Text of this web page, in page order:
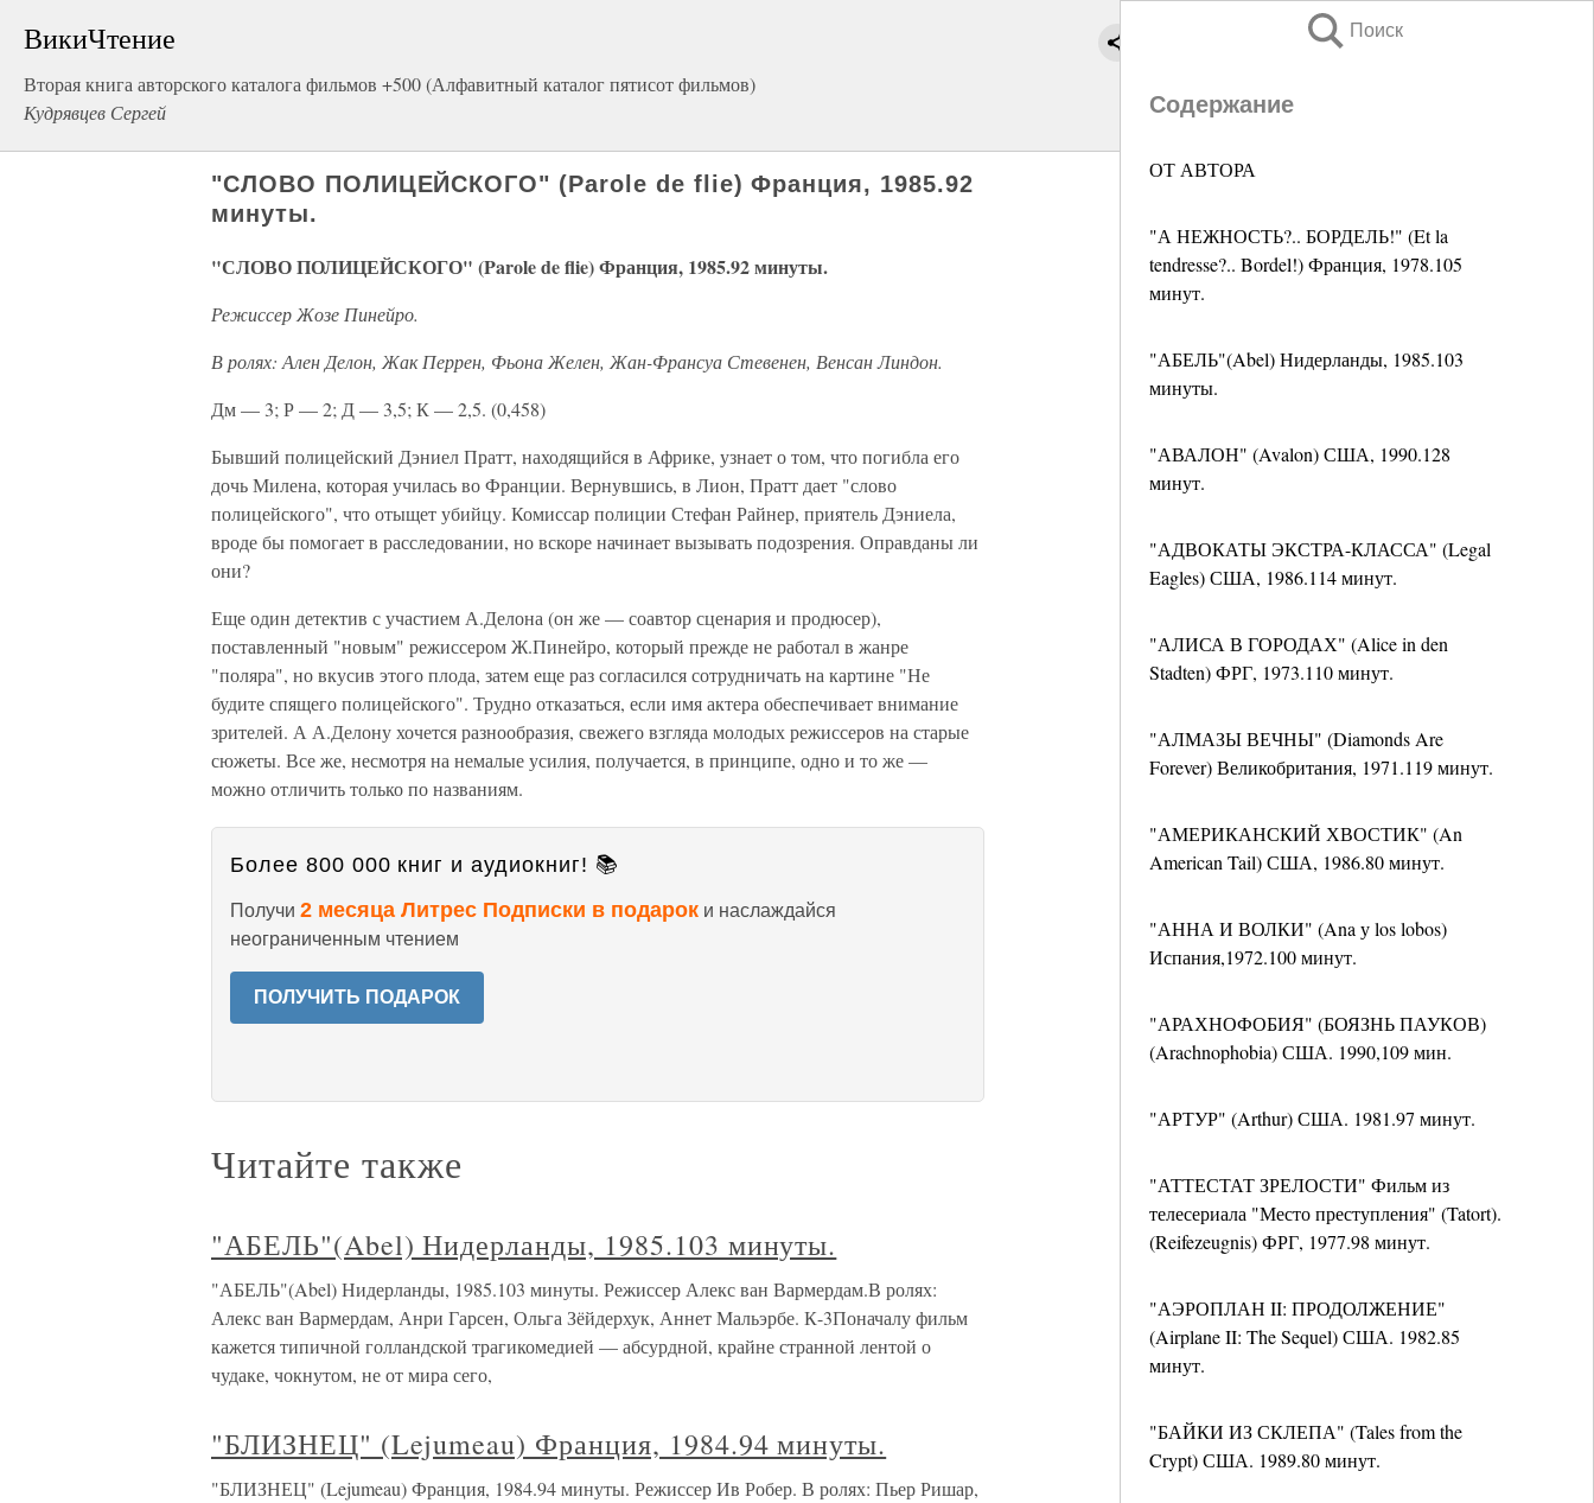
ВикиЧтение
Вторая книга авторского каталога фильмов +500 (Алфавитный каталог пятисот фильмов)
Кудрявцев Сергей
Поиск
Содержание
ОТ АВТОРА
"А НЕЖНОСТЬ?.. БОРДЕЛЬ!" (Et la
tendresse?.. Bordel!) Франция, 1978.105
минут.
"АБЕЛЬ"(Abel) Нидерланды, 1985.103
минуты.
"АВАЛОН" (Avalon) США, 1990.128
минут.
"АДВОКАТЫ ЭКСТРА-КЛАССА" (Legal
Eagles) США, 1986.114 минут.
"АЛИСА В ГОРОДАХ" (Alice in den
Stadten) ФРГ, 1973.110 минут.
"АЛМАЗЫ ВЕЧНЫ" (Diamonds Are
Forever) Великобритания, 1971.119 минут.
"АМЕРИКАНСКИЙ ХВОСТИК" (An
American Tail) США, 1986.80 минут.
"АННА И ВОЛКИ" (Ana у los lobos)
Испания,1972.100 минут.
"АРАХНОФОБИЯ" (БОЯЗНЬ ПАУКОВ)
(Arachnophobia) США. 1990,109 мин.
"АРТУР" (Arthur) США. 1981.97 минут.
"АТТЕСТАТ ЗРЕЛОСТИ" Фильм из
телесериала "Место преступления" (Tatort).
(Reifezeugnis) ФРГ, 1977.98 минут.
"АЭРОПЛАН II: ПРОДОЛЖЕНИЕ"
(Airplane II: The Sequel) США. 1982.85
минут.
"БАЙКИ ИЗ СКЛЕПА" (Tales from the
Crypt) США. 1989.80 минут.
"СЛОВО ПОЛИЦЕЙСКОГО" (Parole de flie) Франция, 1985.92
минуты.
"СЛОВО ПОЛИЦЕЙСКОГО" (Parole de flie) Франция, 1985.92 минуты.
Режиссер Жозе Пинейро.
В ролях: Ален Делон, Жак Перрен, Фьона Желен, Жан-Франсуа Стевенен, Венсан Линдон.
Дм — 3; Р — 2; Д — 3,5; К — 2,5. (0,458)
Бывший полицейский Дэниел Пратт, находящийся в Африке, узнает о том, что погибла его
дочь Милена, которая училась во Франции. Вернувшись, в Лион, Пратт дает "слово
полицейского", что отыщет убийцу. Комиссар полиции Стефан Райнер, приятель Дэниела,
вроде бы помогает в расследовании, но вскоре начинает вызывать подозрения. Оправданы ли
они?
Еще один детектив с участием А.Делона (он же — соавтор сценария и продюсер),
поставленный "новым" режиссером Ж.Пинейро, который прежде не работал в жанре
"поляра", но вкусив этого плода, затем еще раз согласился сотрудничать на картине "Не
будите спящего полицейского". Трудно отказаться, если имя актера обеспечивает внимание
зрителей. А А.Делону хочется разнообразия, свежего взгляда молодых режиссеров на старые
сюжеты. Все же, несмотря на немалые усилия, получается, в принципе, одно и то же —
можно отличить только по названиям.
Более 800 000 книг и аудиокниг! 📚
Получи 2 месяца Литрес Подписки в подарок и наслаждайся
неограниченным чтением
ПОЛУЧИТЬ ПОДАРОК
Читайте также
"АБЕЛЬ"(Abel) Нидерланды, 1985.103 минуты.
"АБЕЛЬ"(Abel) Нидерланды, 1985.103 минуты. Режиссер Алекс ван Вармердам.В ролях:
Алекс ван Вармердам, Анри Гарсен, Ольга Зёйдерхук, Аннет Мальэрбе. К-3Поначалу фильм
кажется типичной голландской трагикомедией — абсурдной, крайне странной лентой о
чудаке, чокнутом, не от мира сего,
"БЛИЗНЕЦ" (Lejumeau) Франция, 1984.94 минуты.
"БЛИЗНЕЦ" (Lejumeau) Франция, 1984.94 минуты. Режиссер Ив Робер. В ролях: Пьер Ришар,